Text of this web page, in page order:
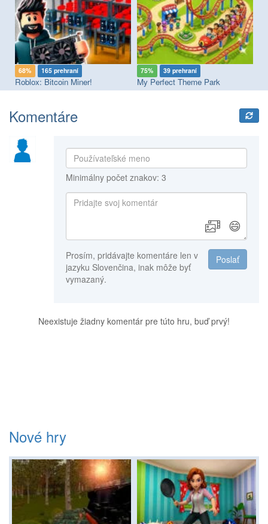
68% 165 prehraní
Roblox: Bitcoin Miner!
75% 39 prehraní
My Perfect Theme Park
Komentáre
Minimálny počet znakov: 3
😄
Poslať
Prosím, pridávajte komentáre len v
jazyku Slovenčina, inak môže byť
vymazaný.
Neexistuje žiadny komentár pre túto hru, buď prvý!
Nové hry